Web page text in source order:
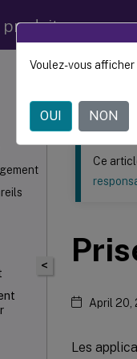
produit
Ce contenu a
Citrix
<
Ce
April 20,
Les
Voulez-vous
OUI NON